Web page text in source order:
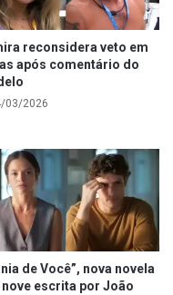
reconsidera veto em
após comentário do
03/2026
de Você”, nova novela
nove escrita por João